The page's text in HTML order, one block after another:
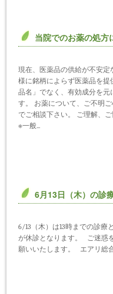
当院でのお薬の処方
現在、医薬品の供給が不安
様に銘柄によらず医薬品を
品名」でなく、有効成分を元
す。 お薬について、ご不明
でご相談下さい。 ご理解、
※一般...
6月13日（木）の診
6/13（木）は13時までの診療
が休診となります。 ご迷惑
願いいたします。 エアリ総